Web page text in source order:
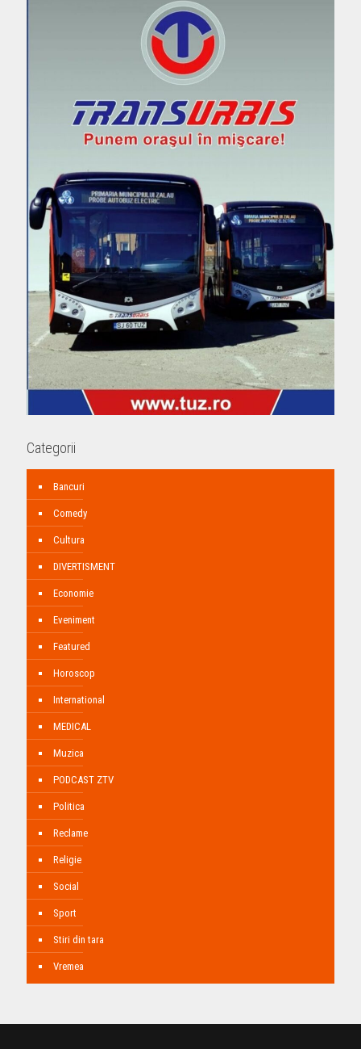
Categorii
Bancuri
Comedy
Cultura
DIVERTISMENT
Economie
Eveniment
Featured
Horoscop
International
MEDICAL
Muzica
PODCAST ZTV
Politica
Reclame
Religie
Social
Sport
Stiri din tara
Vremea